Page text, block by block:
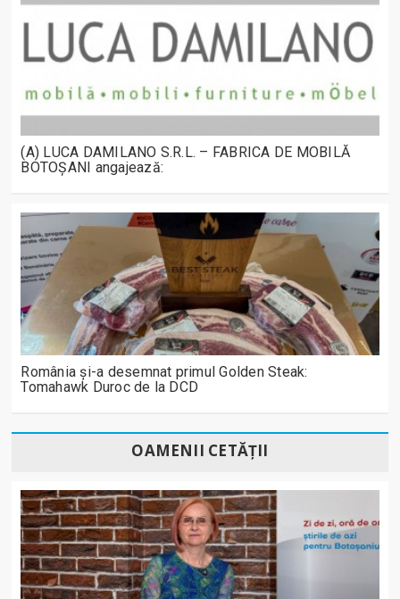
(A) LUCA DAMILANO S.R.L. – FABRICA DE MOBILĂ
BOTOȘANI angajează:
România și-a desemnat primul Golden Steak:
Tomahawk Duroc de la DCD
OAMENII CETĂȚII